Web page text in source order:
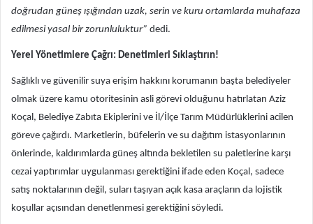
doğrudan güneş ışığından uzak, serin ve kuru ortamlarda muhafaza
edilmesi yasal bir zorunluluktur” dedi.
Yerel Yönetimlere Çağrı: Denetimleri Sıklaştırın!
Sağlıklı ve güvenilir suya erişim hakkını korumanın başta belediyeler
olmak üzere kamu otoritesinin asli görevi olduğunu hatırlatan Aziz
Koçal, Belediye Zabıta Ekiplerini ve İl/İlçe Tarım Müdürlüklerini acilen
göreve çağırdı. Marketlerin, büfelerin ve su dağıtım istasyonlarının
önlerinde, kaldırımlarda güneş altında bekletilen su paletlerine karşı
cezai yaptırımlar uygulanması gerektiğini ifade eden Koçal, sadece
satış noktalarının değil, suları taşıyan açık kasa araçların da lojistik
koşullar açısından denetlenmesi gerektiğini söyledi.